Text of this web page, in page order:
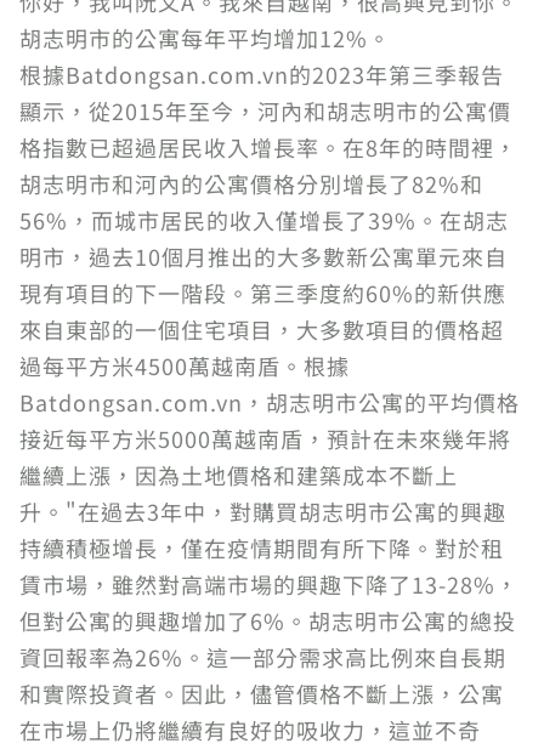
胡志明市的公寓每年平均增加12%。
根據Batdongsan.com.vn的2023年第三季報告
顯示，從2015年至今，河內和胡志明市的公寓價
格指數已超過居民收入增長率。在8年的時間裡，
胡志明市和河內的公寓價格分別增長了82%和
56%，而城市居民的收入僅增長了39%。在胡志
明市，過去10個月推出的大多數新公寓單元來自
現有項目的下一階段。第三季度約60%的新供應
來自東部的一個住宅項目，大多數項目的價格超
過每平方米4500萬越南盾。根據
Batdongsan.com.vn，胡志明市公寓的平均價格
接近每平方米5000萬越南盾，預計在未來幾年將
繼續上漲，因為土地價格和建築成本不斷上
升。"在過去3年中，對購買胡志明市公寓的興趣
持續積極增長，僅在疫情期間有所下降。對於租
賃市場，雖然對高端市場的興趣下降了13-28%，
但對公寓的興趣增加了6%。胡志明市公寓的總投
資回報率為26%。這一部分需求高比例來自長期
和實際投資者。因此，儘管價格不斷上漲，公寓
在市場上仍將繼續有良好的吸收力，這並不奇